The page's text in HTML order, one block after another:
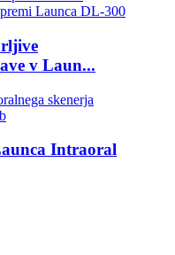
v Laun...
Intraoral